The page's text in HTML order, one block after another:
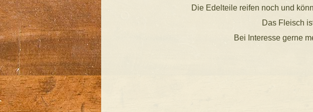
Die Edelteile reifen noch und
Das Fleisch
Bei Interesse gerne